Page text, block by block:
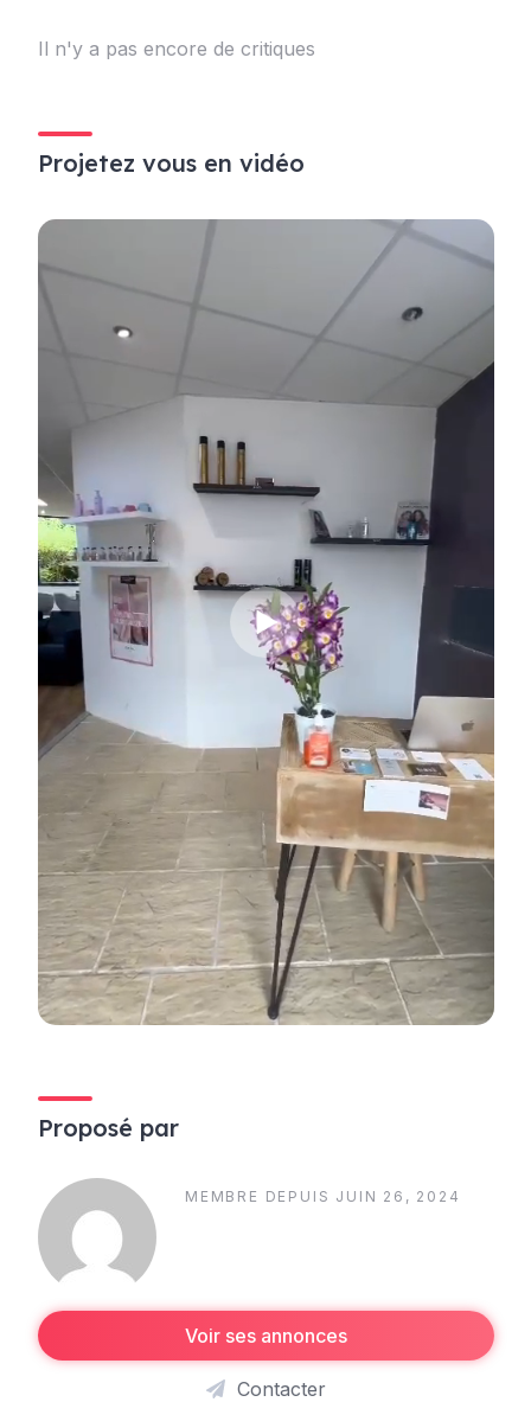
Il n'y a pas encore de critiques
Projetez vous en vidéo
Proposé par
MEMBRE DEPUIS JUIN 26, 2024
Voir ses annonces
Contacter